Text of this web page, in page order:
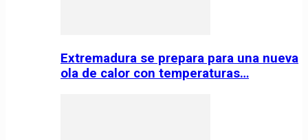
Extremadura se prepara para una nueva
ola de calor con temperaturas…